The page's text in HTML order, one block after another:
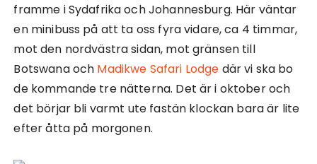
framme i Sydafrika och Johannesburg. Här väntar
en minibuss på att ta oss fyra vidare, ca 4 timmar,
mot den nordvästra sidan, mot gränsen till
Botswana och Madikwe Safari Lodge där vi ska bo
de kommande tre nätterna. Det är i oktober och
det börjar bli varmt ute fastän klockan bara är lite
efter åtta på morgonen.